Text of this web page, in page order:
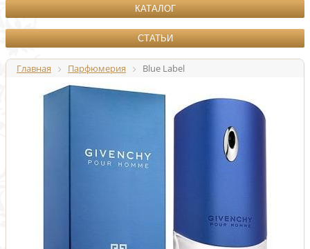
КАТАЛОГ
СТАТЬИ
Главная Парфюмерия Blue Label